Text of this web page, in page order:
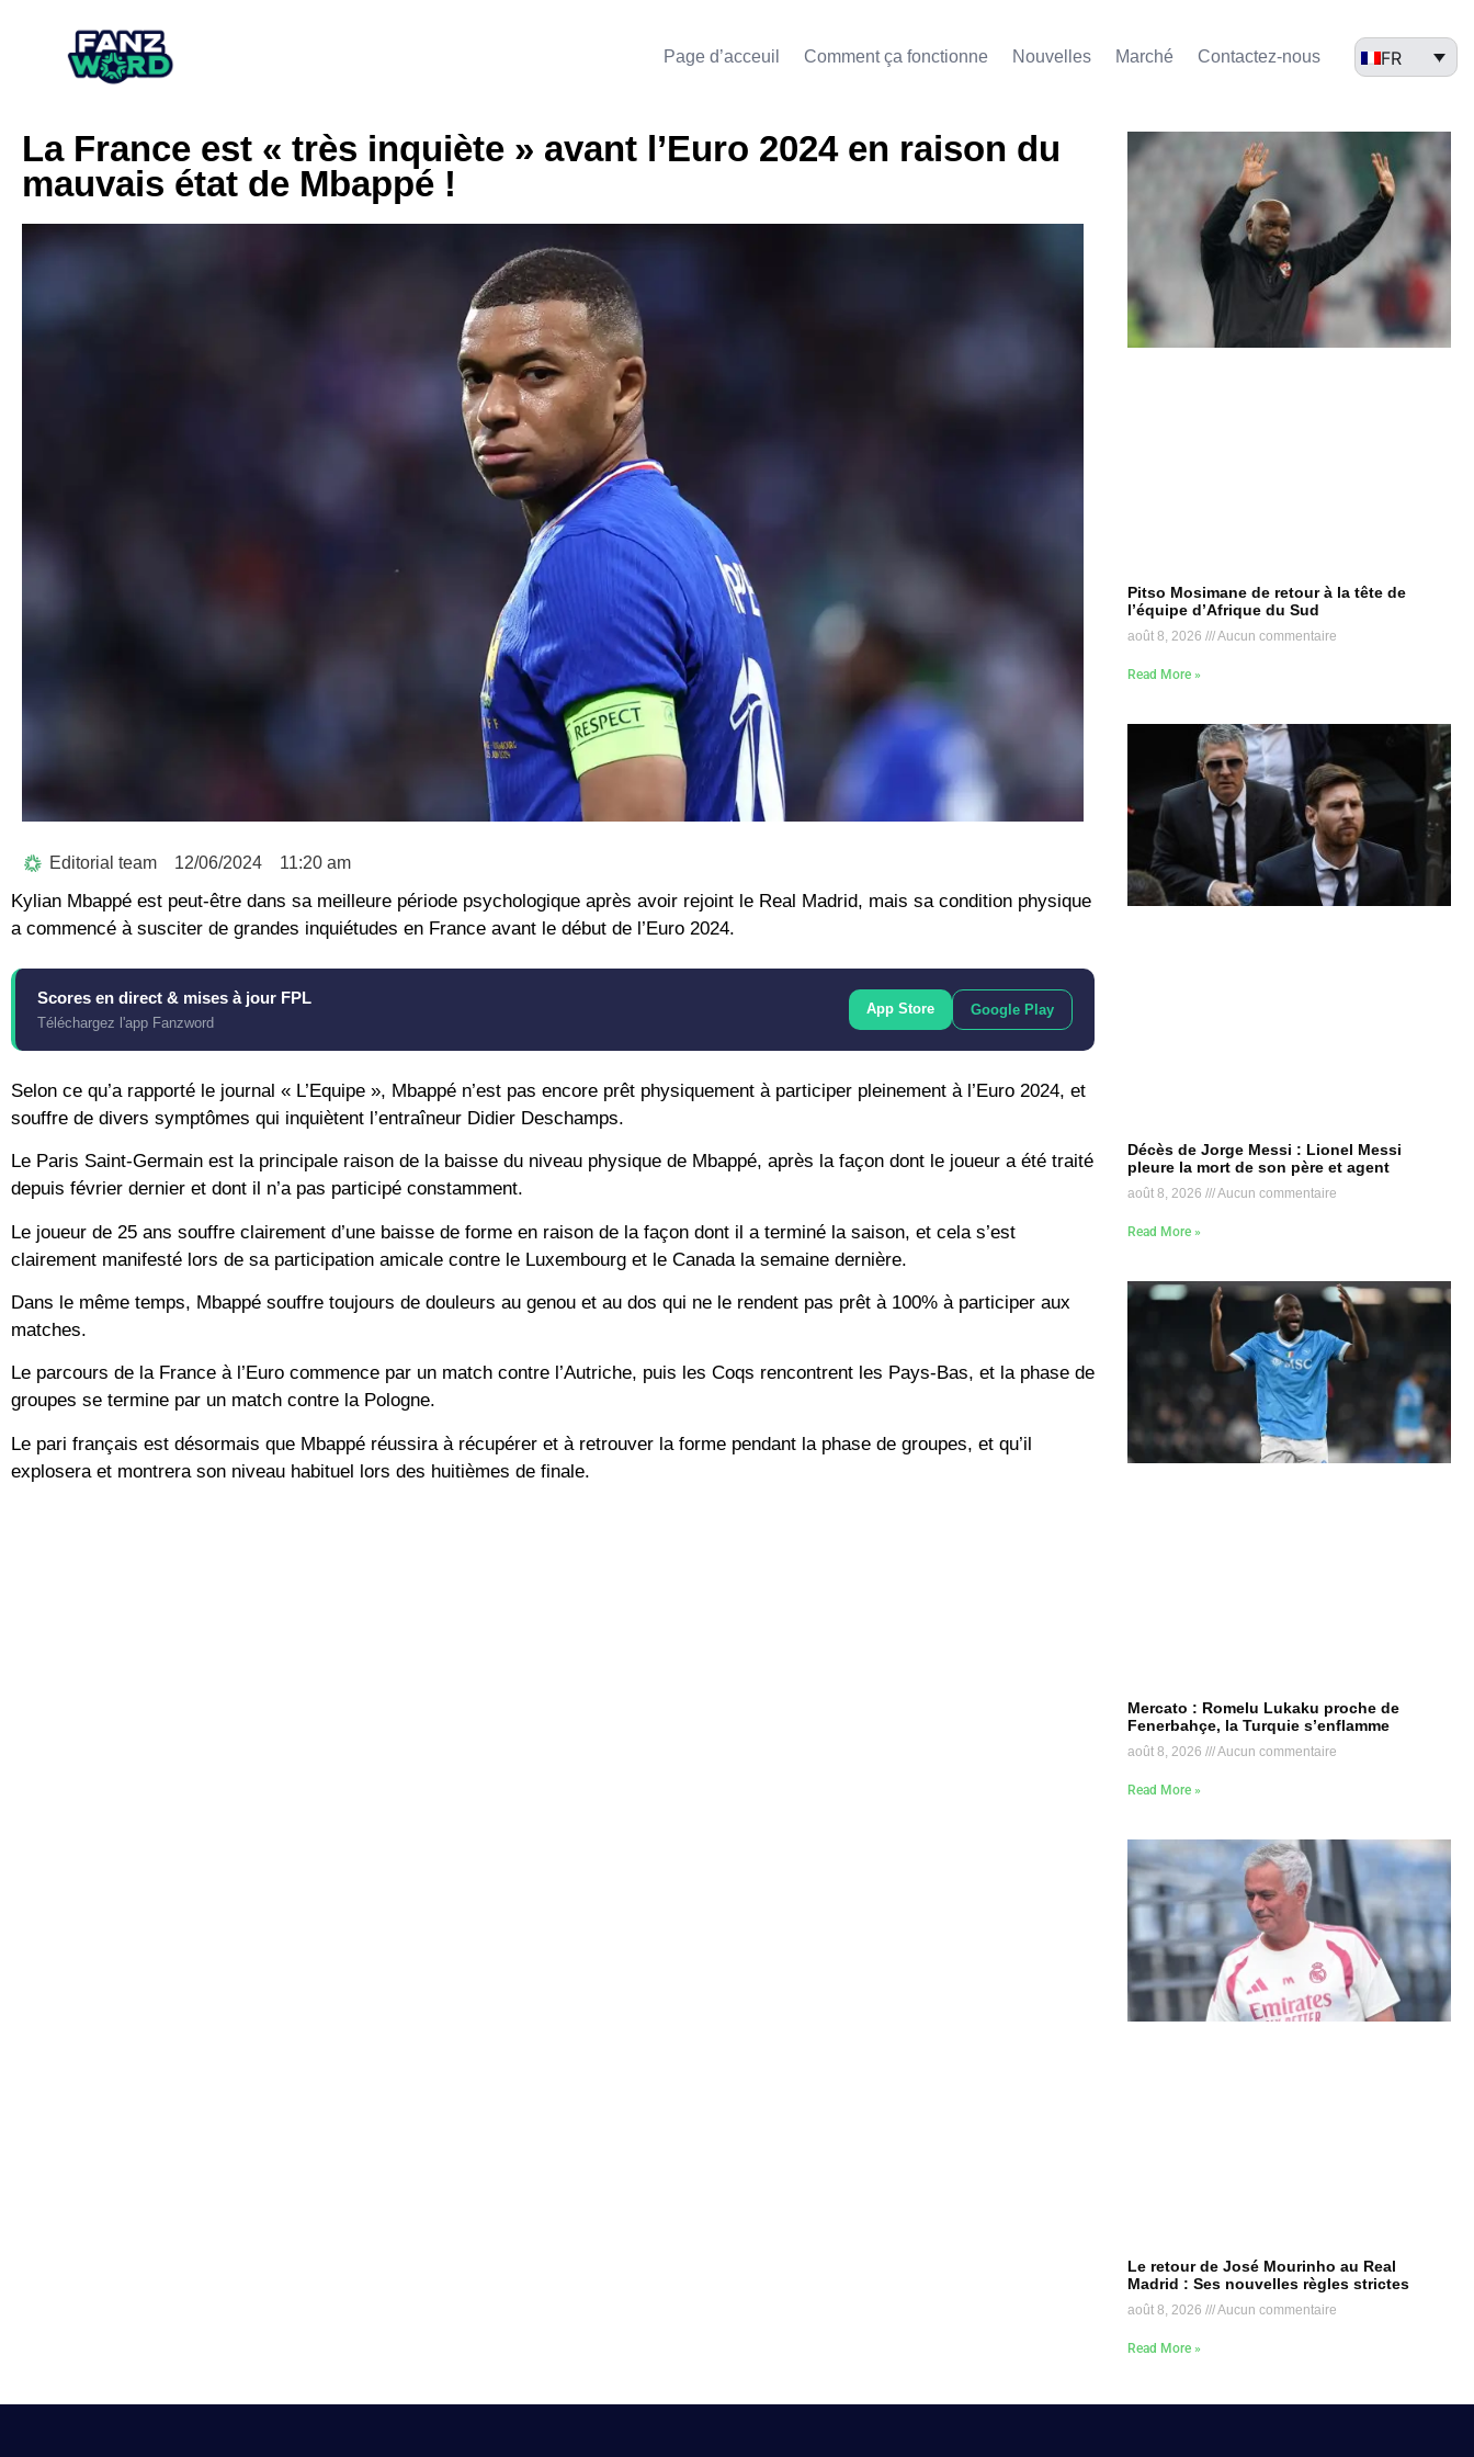
Page d’acceuil Comment ça fonctionne Nouvelles Marché​ Contactez-nous FR
La France est « très inquiète » avant l’Euro 2024 en raison du
mauvais état de Mbappé !
Editorial team 12/06/2024 11:20 am
Kylian Mbappé est peut-être dans sa meilleure période psychologique après avoir rejoint le Real Madrid, mais sa condition physique
a commencé à susciter de grandes inquiétudes en France avant le début de l’Euro 2024.
Scores en direct & mises à jour FPL
Téléchargez l'app Fanzword
App Store Google Play
Selon ce qu’a rapporté le journal « L’Equipe », Mbappé n’est pas encore prêt physiquement à participer pleinement à l’Euro 2024, et
souffre de divers symptômes qui inquiètent l’entraîneur Didier Deschamps.
Le Paris Saint-Germain est la principale raison de la baisse du niveau physique de Mbappé, après la façon dont le joueur a été traité
depuis février dernier et dont il n’a pas participé constamment.
Le joueur de 25 ans souffre clairement d’une baisse de forme en raison de la façon dont il a terminé la saison, et cela s’est
clairement manifesté lors de sa participation amicale contre le Luxembourg et le Canada la semaine dernière.
Dans le même temps, Mbappé souffre toujours de douleurs au genou et au dos qui ne le rendent pas prêt à 100% à participer aux
matches.
Le parcours de la France à l’Euro commence par un match contre l’Autriche, puis les Coqs rencontrent les Pays-Bas, et la phase de
groupes se termine par un match contre la Pologne.
Le pari français est désormais que Mbappé réussira à récupérer et à retrouver la forme pendant la phase de groupes, et qu’il
explosera et montrera son niveau habituel lors des huitièmes de finale.
Pitso Mosimane de retour à la tête de
l’équipe d’Afrique du Sud
août 8, 2026 Aucun commentaire
Read More »
Décès de Jorge Messi : Lionel Messi
pleure la mort de son père et agent
août 8, 2026 Aucun commentaire
Read More »
Mercato : Romelu Lukaku proche de
Fenerbahçe, la Turquie s’enflamme
août 8, 2026 Aucun commentaire
Read More »
Le retour de José Mourinho au Real
Madrid : Ses nouvelles règles strictes
août 8, 2026 Aucun commentaire
Read More »